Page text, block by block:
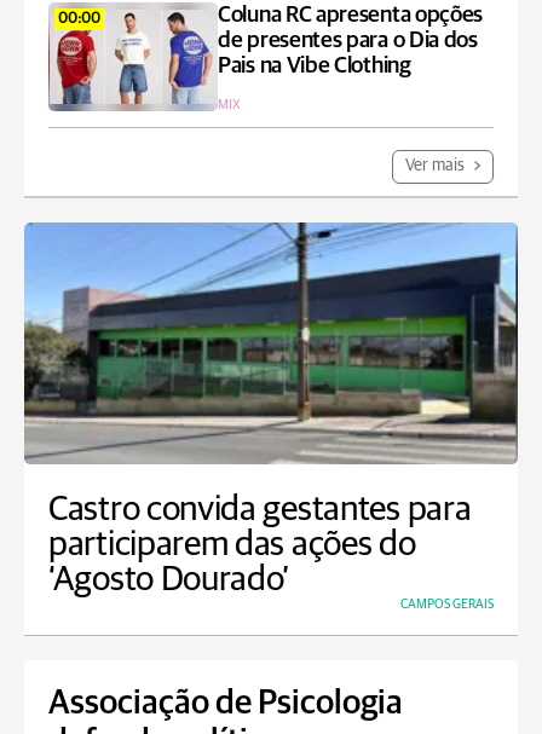
00:00
Coluna RC apresenta opções
de presentes para o Dia dos
Pais na Vibe Clothing
MIX
Ver mais
Castro convida gestantes para
participarem das ações do
‘Agosto Dourado’
CAMPOS GERAIS
Associação de Psicologia